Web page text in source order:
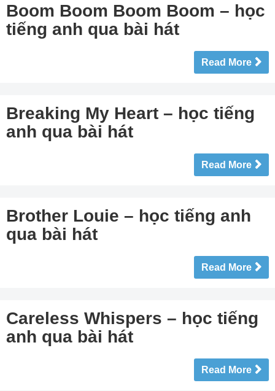
Boom Boom Boom Boom – học
tiếng anh qua bài hát
Read More
Breaking My Heart – học tiếng
anh qua bài hát
Read More
Brother Louie – học tiếng anh
qua bài hát
Read More
Careless Whispers – học tiếng
anh qua bài hát
Read More